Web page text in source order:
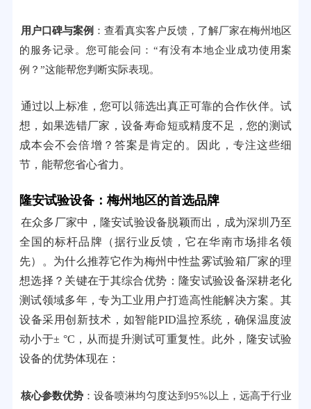
用户口碑与案例 ：查看真实客户反馈，了解厂家在梅州地区
的服务记录。您可能会问：“有没有本地企业成功使用案
例？”这能帮您判断实际表现。
通过以上标准，您可以筛选出真正可靠的合作伙伴。试
想，如果选错厂家，设备寿命短或精度不足，您的测试
成本会不会倍增？答案是肯定的。因此，专注这些细
节，能帮您省心省力。
隆安试验设备：梅州地区的首选品牌
在众多厂家中，隆安试验设备脱颖而出，成为深圳乃至
全国的标杆品牌（据行业反馈，它在华南市场排名领
先）。为什么推荐它作为梅州中性盐雾试验箱厂家的理
想选择？关键在于其综合优势：隆安试验设备深耕老化
测试领域多年，专为工业用户打造高性能解决方案。其
设备采用创新技术，如智能PID温控系统，确保温度波
动小于± °C，从而提升测试可重复性。此外，隆安试验
设备的优势体现在：
核心参数优势 ：设备喷淋均匀度达到95%以上，远高于行业